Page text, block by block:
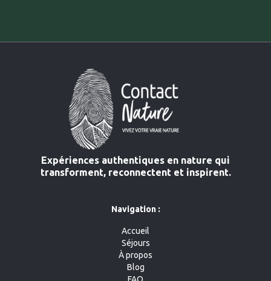
Expériences authentiques en nature qui
transforment, reconnectent et inspirent.
Navigation :
Accueil
Séjours
À propos
Blog
FAQ